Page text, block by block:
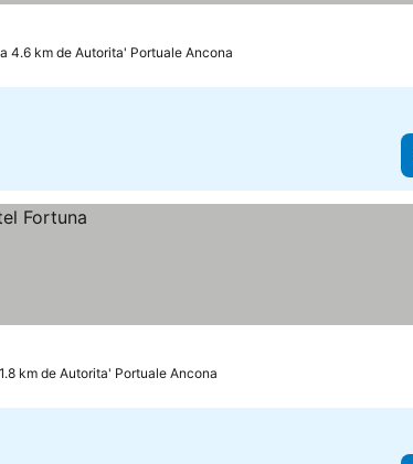
a 4.6 km de Autorita' Portuale Ancona
km de Autorita' Portuale Ancona